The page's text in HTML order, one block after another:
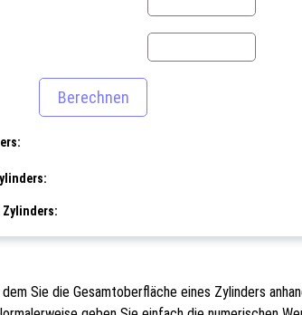
Zylinders:
Sie die Gesamtoberfläche eines Zylinders